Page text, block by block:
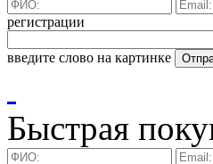
регистрации
введите слово на картинке
Быстрая